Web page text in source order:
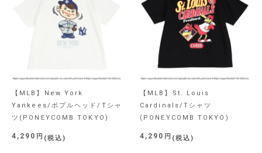
【MLB】New York
Yankees/ボブルヘッド/Tシャ
ツ(PONEYCOMB TOKYO)
4,290 税込
【MLB】St. Louis
Cardinals/Tシャツ
(PONEYCOMB TOKYO)
4,290 税込